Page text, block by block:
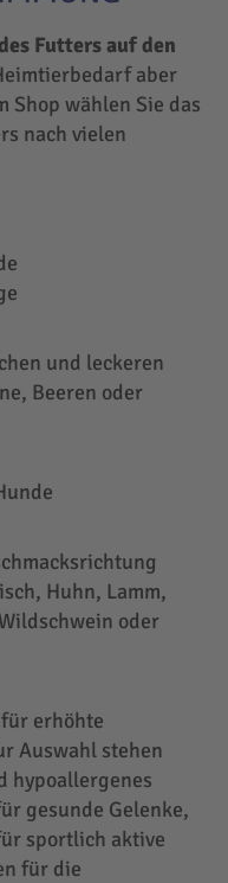
Futters auf den
aber
Shop wählen Sie das
nach vielen
und leckeren
Beeren oder
Huhn, Lamm,
oder
erhöhte
Auswahl stehen
hypoallergenes
gesunde Gelenke,
sportlich aktive
für die